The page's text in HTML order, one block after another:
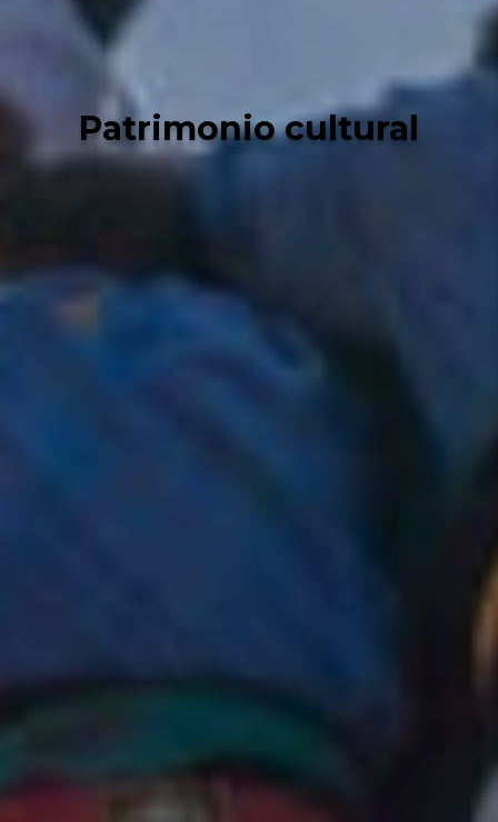
Patrimonio cultural